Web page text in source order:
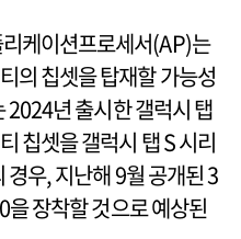
케이션프로세서(AP)는
의 칩셋을 탑재할 가능성
2024년 출시한 갤럭시 탭
칩셋을 갤럭시 탭 S 시리
우, 지난해 9월 공개된 3
장착할 것으로 예상된